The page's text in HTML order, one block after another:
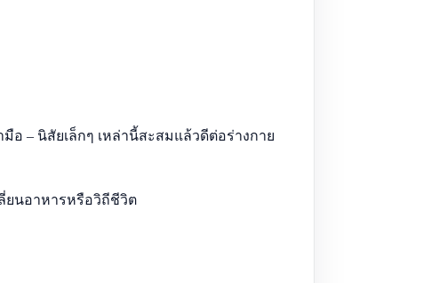
อ – นิสัยเล็กๆ เหล่านี้สะสมแล้วดีต่อร่างกาย
ยนอาหารหรือวิถีชีวิต